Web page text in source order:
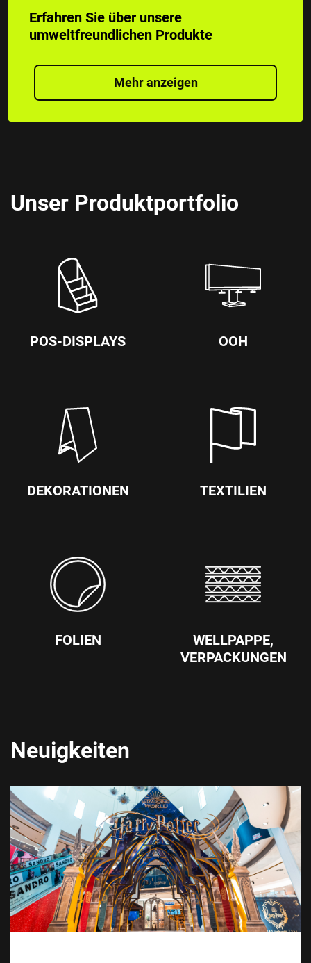
Erfahren Sie über unsere
umweltfreundlichen Produkte
Mehr anzeigen
Unser Produktportfolio
POS-DISPLAYS OOH
DEKORATIONEN TEXTILIEN
FOLIEN
WELLPAPPE,
VERPACKUNGEN
Neuigkeiten